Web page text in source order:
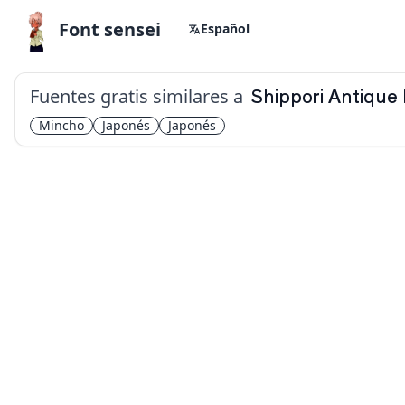
Font sensei Español
Fuentes gratis similares a Shippori Antique
Mincho Japonés Japonés